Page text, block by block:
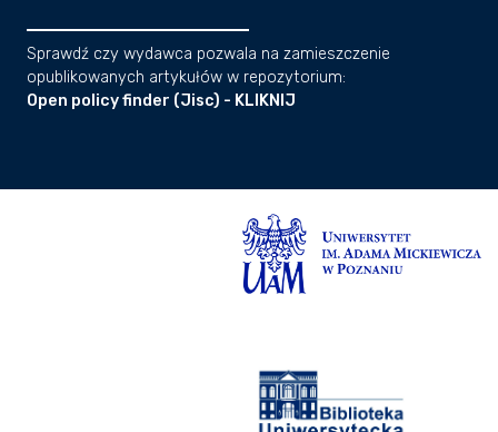
Sprawdź czy wydawca pozwala na zamieszczenie
opublikowanych artykułów w repozytorium:
Open policy finder (Jisc) - KLIKNIJ